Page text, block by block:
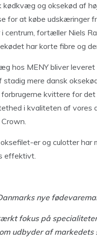
og oksekød af
for at købe udskæringer
centrum, fortæller Niels
har korte fibre og
hos MENY bliver
stadig mere dansk
kvittere for
i kvaliteten af vores
er og culotter
effektivt.
nye
fokus på
udbyder af